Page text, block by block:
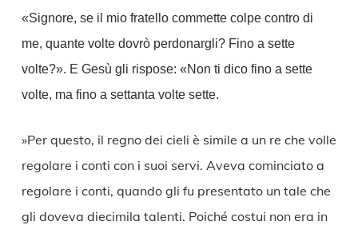
«Signore, se il mio fratello commette colpe contro di
me, quante volte dovrò perdonargli? Fino a sette
volte?». E Gesù gli rispose: «Non ti dico fino a sette
volte, ma fino a settanta volte sette.
»Per questo, il regno dei cieli è simile a un re che volle
regolare i conti con i suoi servi. Aveva cominciato a
regolare i conti, quando gli fu presentato un tale che
gli doveva diecimila talenti. Poiché costui non era in